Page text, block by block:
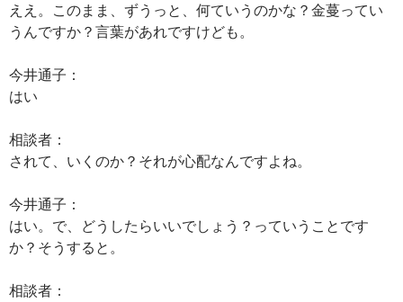
ええ。このまま、ずうっと、何ていうのかな？金蔓ってい
うんですか？言葉があれですけども。
今井通子：
はい
相談者：
されて、いくのか？それが心配なんですよね。
今井通子：
はい。で、どうしたらいいでしょう？っていうことです
か？そうすると。
相談者：